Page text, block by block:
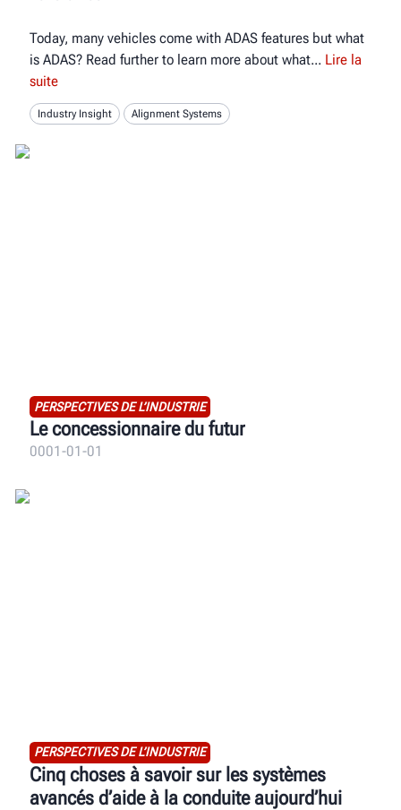
Today, many vehicles come with ADAS features but what
is ADAS? Read further to learn more about what
Lire la
suite
Industry Insight Alignment Systems
PERSPECTIVES DE L’INDUSTRIE
Le concessionnaire du futur
0001-01-01
PERSPECTIVES DE L’INDUSTRIE
Cinq choses à savoir sur les systèmes
avancés d’aide à la conduite aujourd’hui